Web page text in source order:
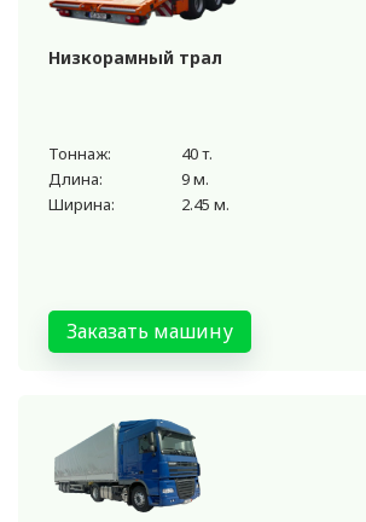
Низкорамный трал
Тоннаж:
40 т.
Длина:
9 м.
Ширина:
2.45 м.
Заказать машину